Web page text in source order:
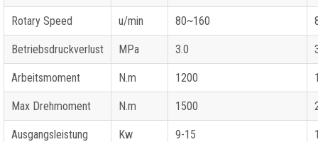
Rotary Speed u/min 80~160
Betriebsdruckverlust MPa 3.0
Arbeitsmoment N.m 1200
Max Drehmoment N.m 1500
Ausgangsleistung Kw 9-15